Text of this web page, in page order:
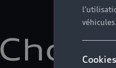
véhicules.